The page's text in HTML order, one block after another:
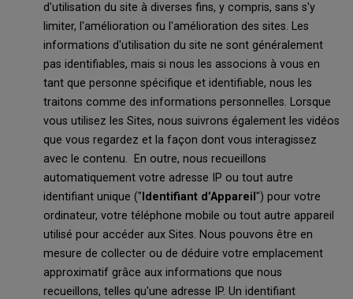
d'utilisation du site à diverses fins, y compris, sans s'y
limiter, l'amélioration ou l'amélioration des sites. Les
informations d'utilisation du site ne sont généralement
pas identifiables, mais si nous les associons à vous en
tant que personne spécifique et identifiable, nous les
traitons comme des informations personnelles. Lorsque
vous utilisez les Sites, nous suivrons également les vidéos
que vous regardez et la façon dont vous interagissez
avec le contenu. En outre, nous recueillons
automatiquement votre adresse IP ou tout autre
identifiant unique (" Identifiant d’Appareil ") pour votre
ordinateur, votre téléphone mobile ou tout autre appareil
utilisé pour accéder aux Sites. Nous pouvons être en
mesure de collecter ou de déduire votre emplacement
approximatif grâce aux informations que nous
recueillons, telles qu'une adresse IP. Un identifiant